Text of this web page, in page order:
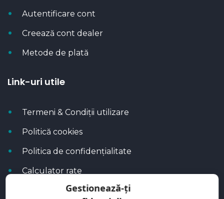
Gestionează-ți
Autentificare cont
Creează cont dealer
Metode de plată
Link-uri utile
Termeni & Condiții utilizare
Politică cookies
Politica de confidențialitate
Calculator rate
Blog Autoflux